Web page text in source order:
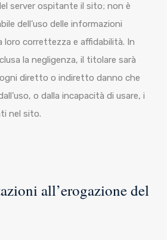
server ospitante il sito; non è
dell’uso delle informazioni
loro correttezza e affidabilità. In
la negligenza, il titolare sarà
diretto o indiretto danno che
o dalla incapacità di usare, i
nel sito.
all’erogazione del